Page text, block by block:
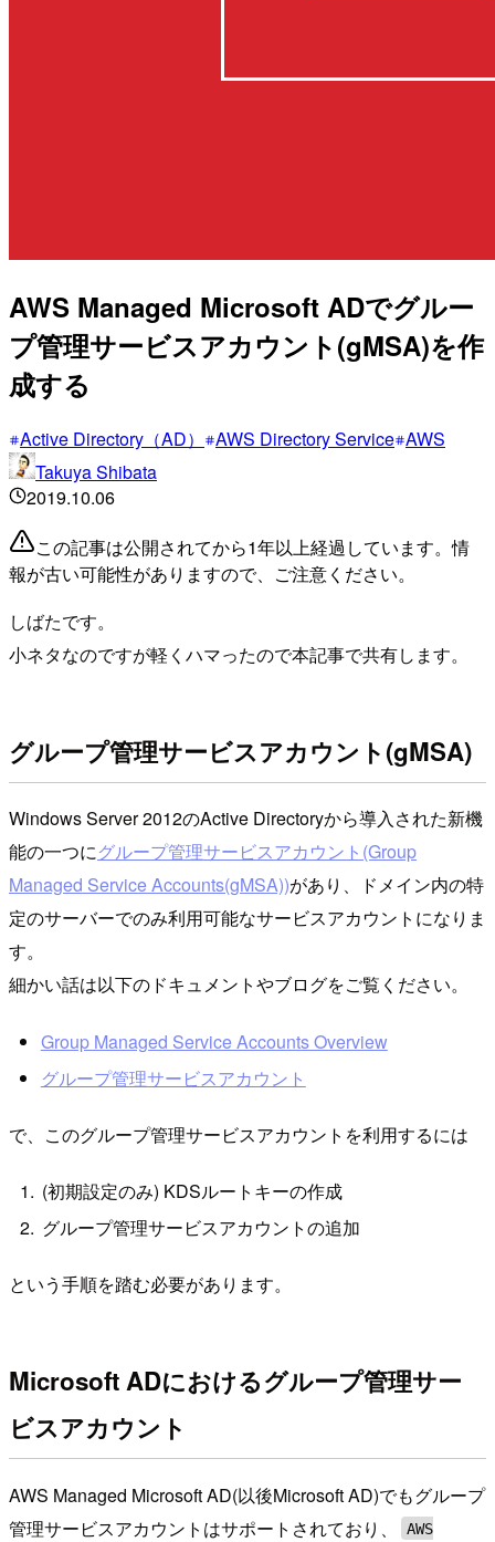
AWS Managed Microsoft ADでグルー
プ管理サービスアカウント(gMSA)を作
成する
Active Directory（AD） AWS Directory Service AWS
Takuya Shibata
2019.10.06
この記事は公開されてから1年以上経過しています。情
報が古い可能性がありますので、ご注意ください。
しばたです。
小ネタなのですが軽くハマったので本記事で共有します。
グループ管理サービスアカウント(gMSA)
Windows Server 2012のActive Directoryから導入された新機
能の一つにグループ管理サービスアカウント(Group
Managed Service Accounts(gMSA))があり、ドメイン内の特
定のサーバーでのみ利用可能なサービスアカウントになりま
す。
細かい話は以下のドキュメントやブログをご覧ください。
Group Managed Service Accounts Overview
グループ管理サービスアカウント
で、このグループ管理サービスアカウントを利用するには
(初期設定のみ) KDSルートキーの作成
グループ管理サービスアカウントの追加
という手順を踏む必要があります。
Microsoft ADにおけるグループ管理サー
ビスアカウント
AWS Managed Microsoft AD(以後Microsoft AD)でもグループ
管理サービスアカウントはサポートされており、
AWS